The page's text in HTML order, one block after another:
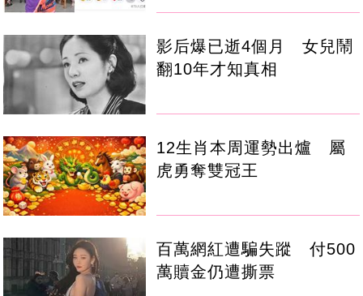
影后爆已逝4個月 女兒鬧
翻10年才知真相
12生肖本周運勢出爐 屬
虎勇奪雙冠王
百萬網紅遭騙失蹤 付500
萬贖金仍遭撕票